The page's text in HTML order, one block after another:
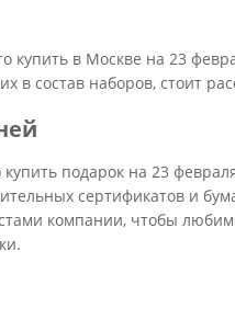
купить в Москве на 23
состав наборов, стоит
подарок на 23
сертификатов и
компании, чтобы